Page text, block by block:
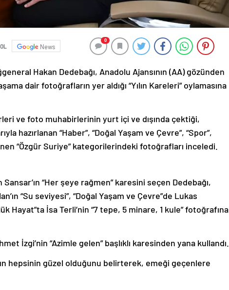
News
0
Hakan Dedebağı, Anadolu Ajansının (AA) gözünden
dair fotoğrafların yer aldığı “Yılın Kareleri” oylamasına
ve foto muhabirlerinin yurt içi ve dışında çektiği,
hazırlanan “Haber”, “Doğal Yaşam ve Çevre”, “Spor”,
“Özgür Suriye” kategorilerindeki fotoğrafları inceledi.
“Her şeye rağmen” karesini seçen Dedebağı,
“Su seviyesi”, “Doğal Yaşam ve Çevre”de Lukas
Hayat”ta İsa Terli’nin “7 tepe, 5 minare, 1 kule” fotoğrafına
İzgi’nin “Azimle gelen” başlıklı karesinden yana kullandı.
hepsinin güzel olduğunu belirterek, emeği geçenlere